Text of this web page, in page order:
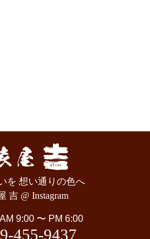
を 想い通りの色へ
吉 @ Instagram
9:00 〜 PM 6:00
455-9437